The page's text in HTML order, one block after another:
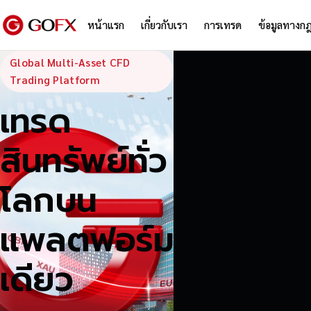
หน้าแรก เกี่ยวกับเรา การเทรด ข้อมูลทางก
GoFX —
Global Multi-Asset CFD
Trading Platform
เทรด
สินทรัพย์ทั่ว
โลกบน
แพลตฟอร์ม
เดียว